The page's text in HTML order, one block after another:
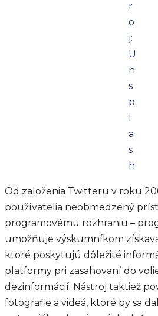
r
o
j:
U
n
s
p
a
s
h
Od založenia Twitteru v roku
používatelia neobmedzený
programovému rozhraniu –
umožňuje výskumníkom
ktoré poskytujú dôležité
platformy pri zasahovaní do
dezinformácií. Nástroj taktiež
fotografie a videá, ktoré by sa